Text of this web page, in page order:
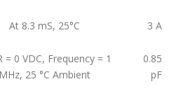
At 8.3 mS, 25°C 3 A
= 0 VDC, Frequency = 1
MHz, 25 °C Ambient
0.85
pF